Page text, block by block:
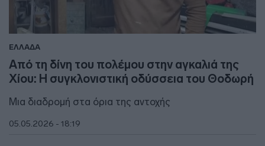
ΕΛΛΑΔΑ
Από τη δίνη του πολέμου στην αγκαλιά της
Χίου: Η συγκλονιστική οδύσσεια του Θοδωρή
Μια διαδρομή στα όρια της αντοχής
05.05.2026 - 18:19